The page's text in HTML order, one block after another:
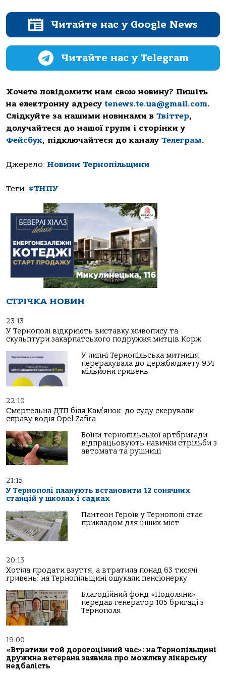
Читайте нас у Google News
Читайте нас у Telegram
Хочете повідомити нам свою новину? Пишіть
на електронну адресу tenews.te.ua@gmail.com.
Слідкуйте за нашими новинами в Твіттер,
долучайтеся до нашої групи і сторінки у
Фейсбук, підключайтеся до каналу Телеграм.
Джерело: Новини Тернопільщини
Теги: #ТНПУ
СТРІЧКА НОВИН
23:13
У Тернополі відкриють виставку живопису та
скульптури закарпатського подружжя митців Корж
У липні Тернопільська митниця
перерахувала до держбюджету 934
мільйони гривень
22:10
Смертельна ДТП біля Кам’янок: до суду скерували
справу водія Opel Zafira
Воїни тернопільської артбригади
відпрацьовують навички стрільби з
автомата та рушниці
21:15
У Тернополі планують встановити 12 сонячних
станцій у школах і садках
Пантеон Героїв у Тернополі стає
прикладом для інших міст
20:13
Хотіла продати взуття, а втратила понад 63 тисячі
гривень: на Тернопільщині ошукали пенсіонерку
Благодійний фонд «Подоляни»
передав генератор 105 бригаді з
Тернополя
19:00
«Втратили той дорогоцінний час»: на Тернопільщині
дружина ветерана заявила про можливу лікарську
недбалість